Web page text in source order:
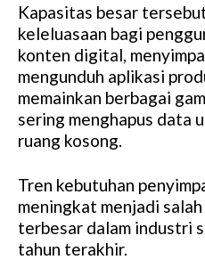
Kapasitas besar
keleluasaan bagi
konten digital,
mengunduh aplikasi
memainkan berbagai
sering menghapus data
ruang kosong.
Tren kebutuhan
meningkat menjadi
terbesar dalam industri
tahun terakhir.